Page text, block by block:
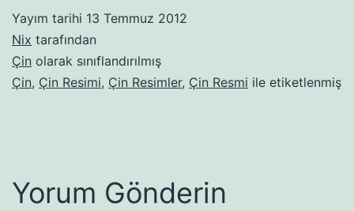
Yayım tarihi 13 Temmuz 2012
Nix tarafından
Çin olarak sınıflandırılmış
Çin, Çin Resimi, Çin Resimler, Çin Resmi ile etiketlenmiş
Yorum Gönderin